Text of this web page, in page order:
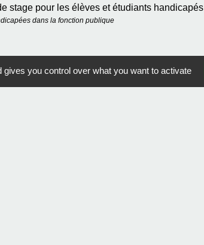
stage pour les élèves et étudiants handicapés
dans la fonction publique
you control over what you want to activate